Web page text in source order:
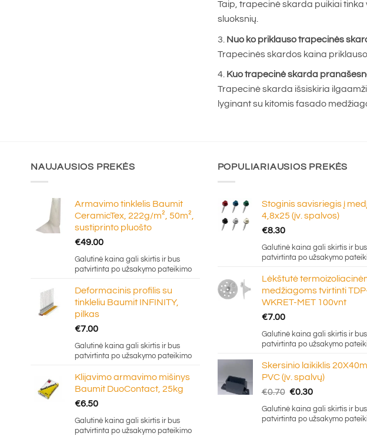
Taip, trapecinė skarda puikiai
sluoksnių.
Nuo ko priklauso trapecinės
Trapecinės skardos kaina
Kuo trapecinė skarda
Trapecinė skarda išsiskiria
lyginant su kitomis fasado
NAUJAUSIOS PREKĖS
Armavimo tinklelis Baumit
CeramicTex, 222g/m², 50m²,
sustiprinto pluošto
€49.00
Galutinė kaina gali skirtis ir bus
patvirtinta po užsakymo pateikimo
Deformacinis profilis su
tinkleliu Baumit INFINITY,
pilkas
€7.00
Galutinė kaina gali skirtis ir bus
patvirtinta po užsakymo pateikimo
Klijavimo armavimo mišinys
Baumit DuoContact, 25kg
€6.50
Galutinė kaina gali skirtis ir bus
patvirtinta po užsakymo pateikimo
POPULIARIAUSIOS PREKĖS
Stoginis savisriegis į
4,8x25 (įv. spalvos)
€8.30
Galutinė kaina gali skirtis ir bus
patvirtinta po užsakymo
Lėkštutė
medžiagoms tvirtinti
WKRET-MET 100vnt
€7.00
Galutinė kaina gali skirtis ir bus
patvirtinta po užsakymo
Skersinio laikiklis
PVC (įv. spalvų)
€0.70 Original
price
was:
€0.30Current
price
is:
Galutinė kaina gali skirtis ir bus
patvirtinta po užsakymo